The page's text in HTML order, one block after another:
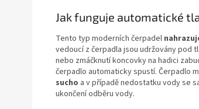
Jak funguje automatické
Tento typ moderních čerpadel
vedoucí z čerpadla jsou udržovány pod
nebo zmáčknutí koncovky na hadici
čerpadlo automaticky spustí. Čerpadlo
sucho a v případě nedostatku vody se
ukončení odběru vody.